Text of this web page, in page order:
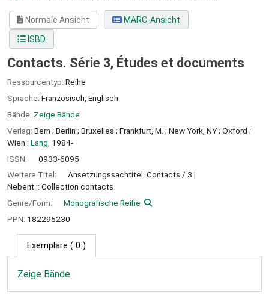
Normale Ansicht
MARC-Ansicht
ISBD
Contacts. Série 3, Études et documents
Ressourcentyp: Reihe
Sprache: Französisch Englisch
Bände: Zeige Bände
Verlag: Bern ; Berlin ; Bruxelles ; Frankfurt, M. ; New York, NY ; Oxford ;
Wien : Lang, 1984-
ISSN:
0933-6095
Weitere Titel:
Ansetzungssachtitel: Contacts / 3
Nebent.:: Collection contacts
Genre/Form:
Monografische Reihe
PPN: 182295230
Exemplare ( 0 )
Zeige Bände